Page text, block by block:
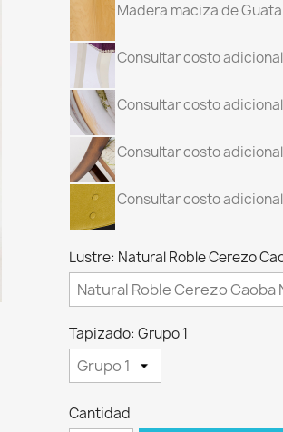
Madera maciza de
Consultar costo
Consultar costo
Consultar costo
Consultar costo
Lustre: Natural Roble Cerezo
Tapizado: Grupo 1
Cantidad